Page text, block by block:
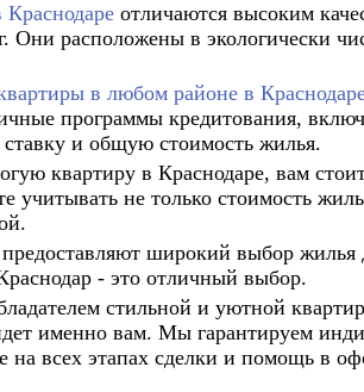
отличаются высоким
Они расположены в экологически
в любом районе в
программы кредитования,
и общую стоимость жилья.
квартиру в Краснодаре, вам
учитывать не только стоимость
широкий выбор жилья
- это отличный выбор.
стильной и уютной
именно вам. Мы гарантируем
на всех этапах сделки и помощь в